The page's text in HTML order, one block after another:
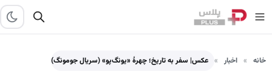
خانه اخبار عکس| سفر به تاریخ؛ چهرۀ «یونگ‌پو» (سریال جومونگ) در مراسم…